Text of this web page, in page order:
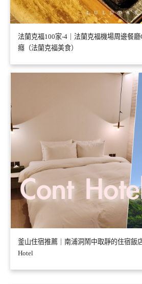
法蘭克福100家-4｜法蘭克福機場周邊餐
癮（法蘭克福美食）
釜山住宿推薦｜南浦洞鬧中取靜的住宿飯
Hotel